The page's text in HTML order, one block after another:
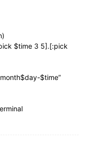
$time 3 5].[:pick
$time”